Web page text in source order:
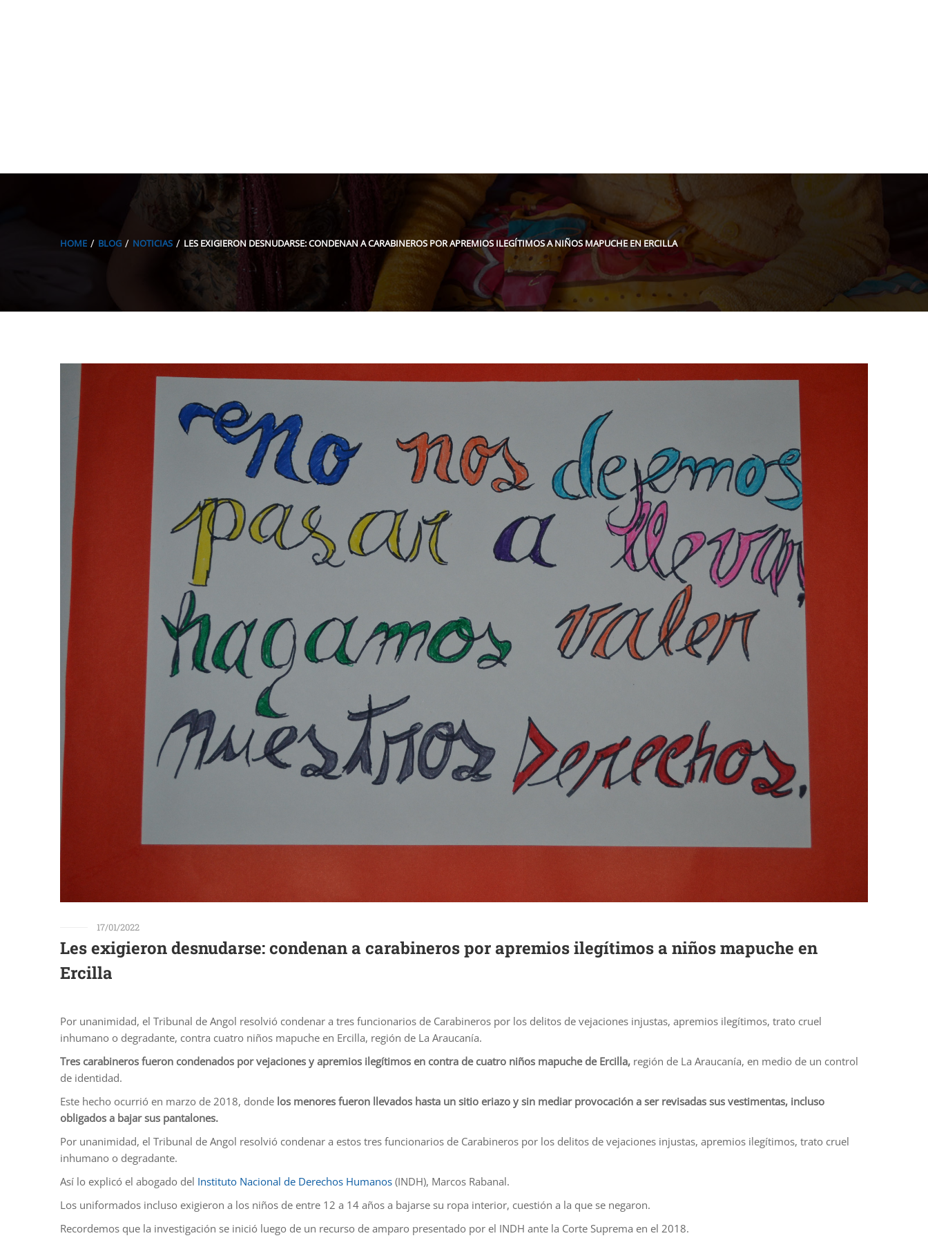
HOME BLOG NOTICIAS LES EXIGIERON DESNUDARSE: CONDENAN A CARABINEROS POR APREMIOS ILEGÍTIMOS A NIÑOS MAPUCHE EN ERCILLA
17/01/2022
Les exigieron desnudarse: condenan a carabineros por apremios ilegítimos a niños mapuche en
Ercilla
Por unanimidad, el Tribunal de Angol resolvió condenar a tres funcionarios de Carabineros por los delitos de vejaciones injustas, apremios ilegítimos, trato cruel
inhumano o degradante, contra cuatro niños mapuche en Ercilla, región de La Araucanía.
Tres carabineros fueron condenados por vejaciones y apremios ilegítimos en contra de cuatro niños mapuche de Ercilla, región de La Araucanía, en medio de un control
de identidad.
Este hecho ocurrió en marzo de 2018, donde los menores fueron llevados hasta un sitio eriazo y sin mediar provocación a ser revisadas sus vestimentas, incluso
obligados a bajar sus pantalones.
Por unanimidad, el Tribunal de Angol resolvió condenar a estos tres funcionarios de Carabineros por los delitos de vejaciones injustas, apremios ilegítimos, trato cruel
inhumano o degradante.
Así lo explicó el abogado del Instituto Nacional de Derechos Humanos (INDH), Marcos Rabanal.
Los uniformados incluso exigieron a los niños de entre 12 a 14 años a bajarse su ropa interior, cuestión a la que se negaron.
Recordemos que la investigación se inició luego de un recurso de amparo presentado por el INDH ante la Corte Suprema en el 2018.